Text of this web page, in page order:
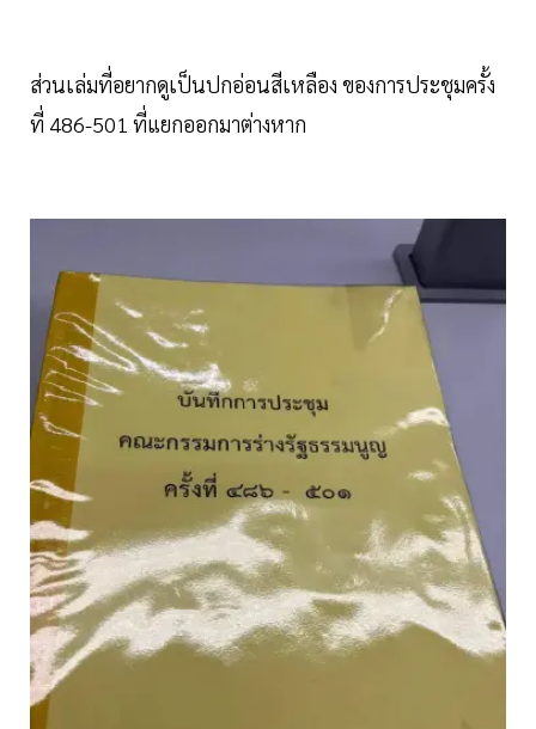
ส่วนเล่มที่อยากดูเป็นปกอ่อนสีเหลือง ของการประชุมครั้ง
ที่ 486-501 ที่แยกออกมาต่างหาก